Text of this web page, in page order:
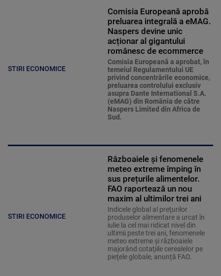
STIRI ECONOMICE
Comisia Europeană aprobă
preluarea integrală a eMAG.
Naspers devine unic
acționar al gigantului
românesc de ecommerce
Comisia Europeană a aprobat, în
temeiul Regulamentului UE
privind concentrările economice,
preluarea controlului exclusiv
asupra Dante International S.A.
(eMAG) din România de către
Naspers Limited din Africa de
Sud.
STIRI ECONOMICE
Războaiele și fenomenele
meteo extreme împing în
sus prețurile alimentelor.
FAO raportează un nou
maxim al ultimilor trei ani
Indicele global al preţurilor
produselor alimentare a urcat în
iulie la cel mai ridicat nivel din
ultimii peste trei ani, fenomenele
meteo extreme şi războaiele
majorând cotaţiile cerealelor pe
pieţele globale, anunță FAO.